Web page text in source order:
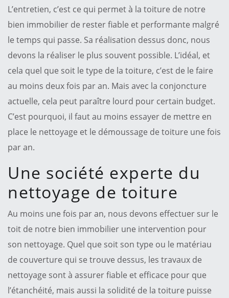
L’entretien, c’est ce qui permet à la toiture de notre
bien immobilier de rester fiable et performante malgré
le temps qui passe. Sa réalisation dessus donc, nous
devons la réaliser le plus souvent possible. L’idéal, et
cela quel que soit le type de la toiture, c’est de le faire
au moins deux fois par an. Mais avec la conjoncture
actuelle, cela peut paraître lourd pour certain budget.
C’est pourquoi, il faut au moins essayer de mettre en
place le nettoyage et le démoussage de toiture une fois
par an.
Une société experte du
nettoyage de toiture
Au moins une fois par an, nous devons effectuer sur le
toit de notre bien immobilier une intervention pour
son nettoyage. Quel que soit son type ou le matériau
de couverture qui se trouve dessus, les travaux de
nettoyage sont à assurer fiable et efficace pour que
l’étanchéité, mais aussi la solidité de la toiture puisse